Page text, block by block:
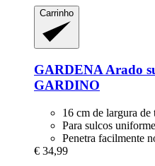
Carrinho
GARDENA Arado
GARDINO
16 cm de largura de
Para sulcos
Penetra facilmente
€ 34,99